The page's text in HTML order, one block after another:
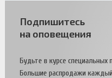
Подпишитесь
на оповещения
Будьте в курсе специальных
Большие распродажи